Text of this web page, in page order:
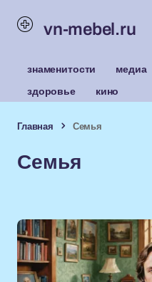
vn-mebel.ru
знаменитости медиа
здоровье
кино
Главная Семья
Семья